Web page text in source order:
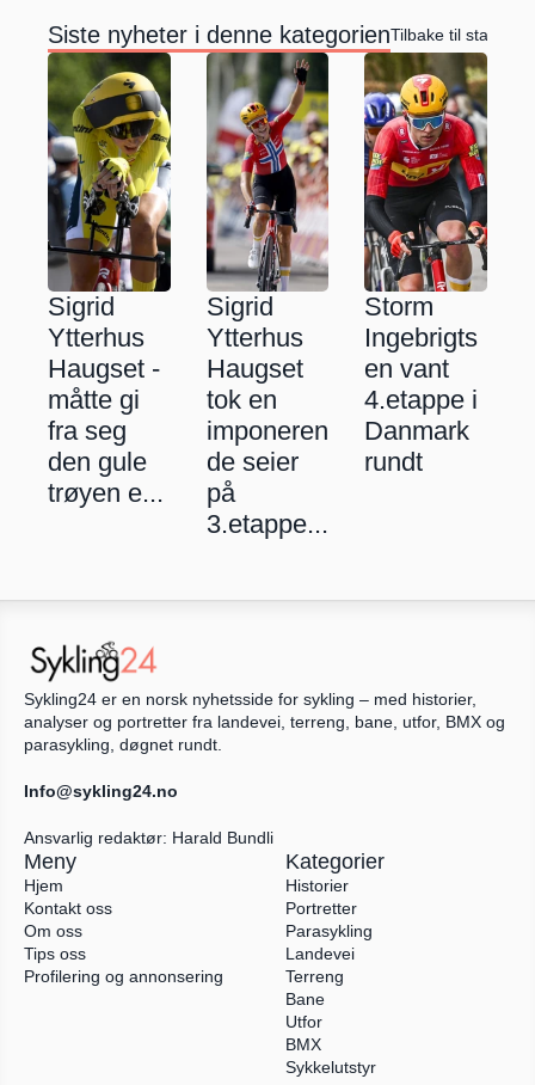
Siste nyheter i denne kategorienTilbake til
Sigrid
Ytterhus
Haugset -
måtte gi
fra seg
den gule
trøyen e...
Sigrid
Ytterhus
Haugset
tok en
imponeren
de seier
på
3.etappe...
Storm
Ingebrigts
en vant
4.etappe i
Danmark
rundt
Sykling24 er en norsk nyhetsside for sykling – med historier,
analyser og portretter fra landevei, terreng, bane, utfor, BMX og
parasykling, døgnet rundt.
Info@sykling24.no
Ansvarlig redaktør: Harald Bundli
Meny
Hjem
Kontakt oss
Om oss
Tips oss
Profilering og annonsering
Kategorier
Historier
Portretter
Parasykling
Landevei
Terreng
Bane
Utfor
BMX
Sykkelutstyr